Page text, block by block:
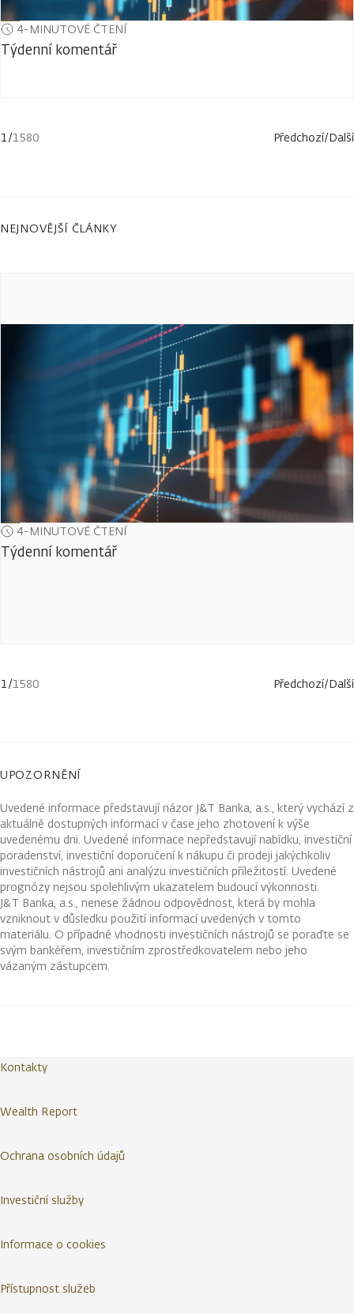
4-MINUTOVÉ ČTENÍ
Týdenní komentář
1/1580 Předchozí/Další
NEJNOVĚJŠÍ ČLÁNKY
4-MINUTOVÉ ČTENÍ
Týdenní komentář
1/1580 Předchozí/Další
UPOZORNĚNÍ
Uvedené informace představují názor J&T Banka, a.s., který vychází z
aktuálně dostupných informací v čase jeho zhotovení k výše
uvedenému dni. Uvedené informace nepředstavují nabídku, investiční
poradenství, investiční doporučení k nákupu či prodeji jakýchkoliv
investičních nástrojů ani analýzu investičních příležitostí. Uvedené
prognózy nejsou spolehlivým ukazatelem budoucí výkonnosti.
J&T Banka, a.s., nenese žádnou odpovědnost, která by mohla
vzniknout v důsledku použití informací uvedených v tomto
materiálu. O případné vhodnosti investičních nástrojů se poraďte se
svým bankéřem, investičním zprostředkovatelem nebo jeho
vázaným zástupcem.
Kontakty
Wealth Report
Ochrana osobních údajů
Investiční služby
Informace o cookies
Přístupnost služeb